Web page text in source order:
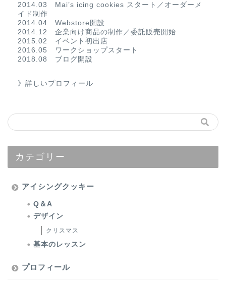
2014.03 Mai’s icing cookies スタート／オーダーメ
イド制作
2014.04 Webstore開設
2014.12 企業向け商品の制作／委託販売開始
2015.02 イベント初出店
2016.05 ワークショップスタート
2018.08 ブログ開設
》詳しいプロフィール
カテゴリー
アイシングクッキー
Q＆A
デザイン
クリスマス
基本のレッスン
プロフィール